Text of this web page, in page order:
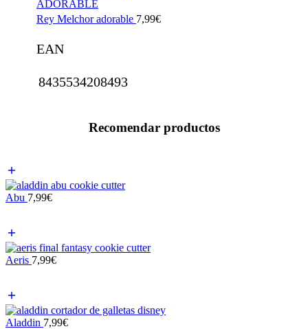
Rey Melchor adorable 7,99€
EAN
8435534208493
Recomendar productos
Abu 7,99€
Aeris 7,99€
Aladdin 7,99€